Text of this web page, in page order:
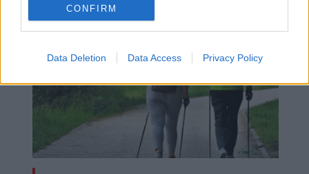
CONFIRM
Data Deletion Data Access Privacy Policy